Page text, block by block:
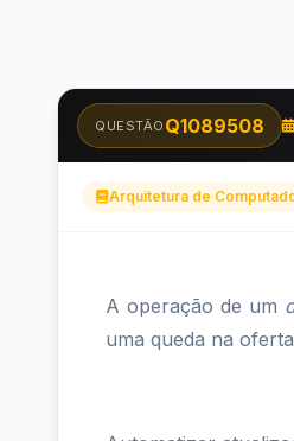
QUESTÃO Q1089508
Arquitetura de
A
operação
A operação de um
uma queda na